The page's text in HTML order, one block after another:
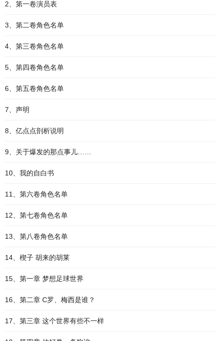
2、第一卷演员表
3、第二卷角色名单
4、第三卷角色名单
5、第四卷角色名单
6、第五卷角色名单
7、声明
8、亿点点剖析说明
9、关于爆发的那点事儿……
10、我的自白书
11、第六卷角色名单
12、第七卷角色名单
13、第八卷角色名单
14、楔子 胡来的胡莱
15、第一章 梦想足球世界
16、第二章 C罗、梅西是谁？
17、第三章 这个世界有些不一样